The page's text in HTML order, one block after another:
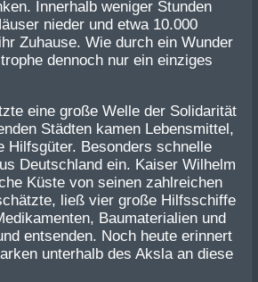
Innerhalb weniger Stunden
nieder und etwa 10.000
Zuhause. Wie durch ein Wunder
dennoch nur ein einziges
eine große Welle der Solidarität
Städten kamen Lebensmittel,
Hilfsgüter. Besonders schnelle
Deutschland ein. Kaiser Wilhelm
Küste von seinen zahlreichen
ließ vier große Hilfsschiffe
Baumaterialien und
entsenden. Noch heute erinnert
unterhalb des Aksla an diese